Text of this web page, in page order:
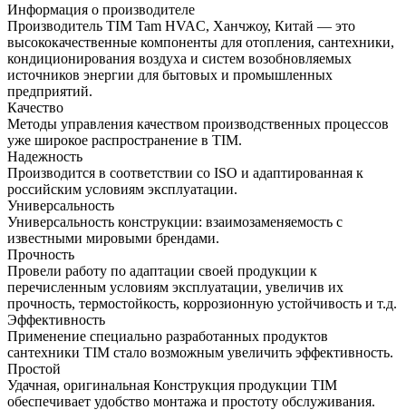
Информация о производителе
Производитель TIM Tam HVAC, Ханчжоу, Китай — это
высококачественные компоненты для отопления, сантехники,
кондиционирования воздуха и систем возобновляемых
источников энергии для бытовых и промышленных
предприятий.
Качество
Методы управления качеством производственных процессов
уже широкое распространение в TIM.
Надежность
Производится в соответствии со ISO и адаптированная к
российским условиям эксплуатации.
Универсальность
Универсальность конструкции: взаимозаменяемость с
известными мировыми брендами.
Прочность
Провели работу по адаптации своей продукции к
перечисленным условиям эксплуатации, увеличив их
прочность, термостойкость, коррозионную устойчивость и т.д.
Эффективность
Применение специально разработанных продуктов
сантехники TIM стало возможным увеличить эффективность.
Простой
Удачная, оригинальная Конструкция продукции TIM
обеспечивает удобство монтажа и простоту обслуживания.